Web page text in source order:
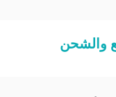
والشحن